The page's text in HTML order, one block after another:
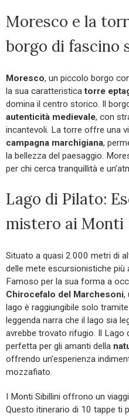
Moresco e la
borgo di fascino
Moresco, un piccolo borgo
la sua caratteristicatorre
domina il centro storico. Il
autenticità medievale, con
incantevoli. La torre offre una
campagna marchigiana,
la bellezza del paesaggio.
per chi cerca tranquillità e
Lago di Pilato:
mistero ai Monti
Situato a quasi 2.000 metri di
delle mete escursionistiche più
Famoso per la sua forma a
Chirocefalo del Marchesoni,
lago è raggiungibile solo
leggenda narra che il lago sia
avrebbe trovato rifugio. Il Lago
perfetta per gli amanti della
offrendo un’esperienza
mozzafiato.
I Monti Sibillini offrono un
Questo itinerario di 10 tappe ti